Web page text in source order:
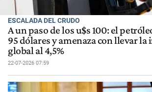
ESCALADA DEL CRUDO
A un paso de los u$s 100: el
95 dólares y amenaza con llevar
global al 4,5%
22-07-2026 07:59